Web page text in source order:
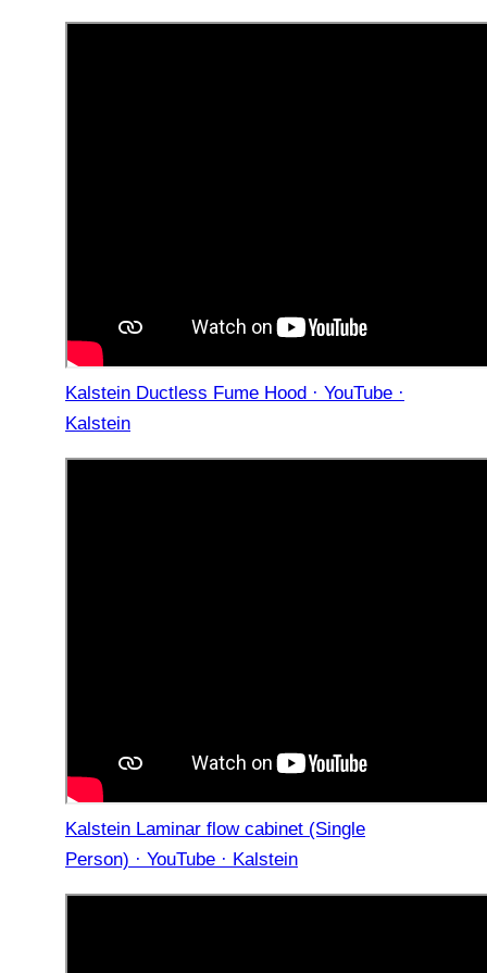
Kalstein Ductless Fume Hood · YouTube ·
Kalstein
Kalstein Laminar flow cabinet (Single
Person) · YouTube · Kalstein